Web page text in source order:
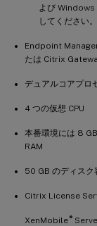
よび
してください。
Endpoint
たは Citrix
デュアルコアプロ
4 つの仮想 CPU
本番環境には 8
RAM
50 GB のディスク
Citrix License
XenMobile ®